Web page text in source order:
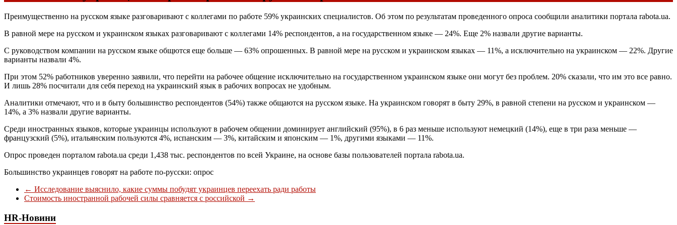
Преимущественно на русском языке разговаривают с коллегами по работе 59% украинских специалистов. Об этом по результатам проведенного опроса сообщили аналитики портала rabota.ua.
В равной мере на русском и украинском языках разговаривают с коллегами 14% респондентов, а на государственном языке — 24%. Еще 2% назвали другие варианты.
С руководством компании на русском языке общются еще больше — 63% опрошенных. В равной мере на русском и украинском языках — 11%, а исключительно на украинском — 22%. Другие
варианты назвали 4%.
При этом 52% работников уверенно заявили, что перейти на рабочее общение исключительно на государственном украинском языке они могут без проблем. 20% сказали, что им это все равно.
И лишь 28% посчитали для себя переход на украинский язык в рабочих вопросах не удобным.
Аналитики отмечают, что и в быту большинство респондентов (54%) также общаются на русском языке. На украинском говорят в быту 29%, в равной степени на русском и украинском —
14%, а 3% назвали другие варианты.
Среди иностранных языков, которые украинцы используют в рабочем общении доминирует английский (95%), в 6 раз меньше используют немецкий (14%), еще в три раза меньше —
французский (5%), итальянским пользуются 4%, испанским — 3%, китайским и японским — 1%, другими языками — 11%.
Опрос проведен порталом rabota.ua среди 1,438 тыс. респондентов по всей Украине, на основе базы пользователей портала rabota.ua.
Большинство украинцев говорят на работе по-русски: опрос
← Исследование выяснило, какие суммы побудят украинцев переехать ради работы
Стоимость иностранной рабочей силы сравняется с российской →
HR-Новини